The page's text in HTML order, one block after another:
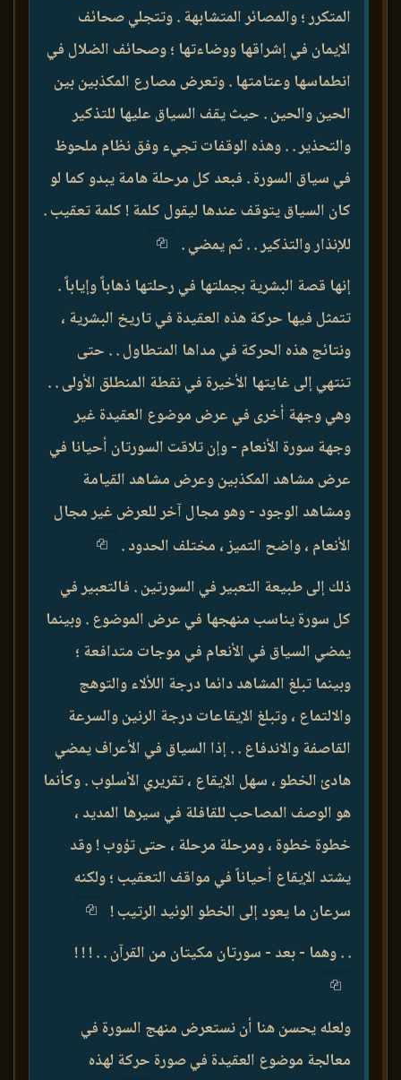
المتكرر ؛ والمصائر المتشابهة . وتتجلي صحائف
الإيمان في إشراقها ووضاءتها ؛ وصحائف الضلال في
انطماسها وعتامتها . وتعرض مصارع المكذبين بين
الحين والحين . حيث يقف السياق عليها للتذكير
والتحذير . . وهذه الوقفات تجيء وفق نظام ملحوظ
في سياق السورة . فبعد كل مرحلة هامة يبدو كما لو
كان السياق يتوقف عندها ليقول كلمة ! كلمة تعقيب .
للإنذار والتذكير . . ثم يمضي .
إنها قصة البشرية بجملتها في رحلتها ذهاباً وإياباً .
تتمثل فيها حركة هذه العقيدة في تاريخ البشرية ،
ونتائج هذه الحركة في مداها المتطاول . . حتى
تنتهي إلى غايتها الأخيرة في نقطة المنطلق الأولى . .
وهي وجهة أخرى في عرض موضوع العقيدة غير
وجهة سورة الأنعام - وإن تلاقت السورتان أحيانا في
عرض مشاهد المكذبين وعرض مشاهد القيامة
ومشاهد الوجود - وهو مجال آخر للعرض غير مجال
الأنعام ، واضح التميز ، مختلف الحدود .
ذلك إلى طبيعة التعبير في السورتين . فالتعبير في
كل سورة يناسب منهجها في عرض الموضوع . وبينما
يمضي السياق في الأنعام في موجات متدافعة ؛
وبينما تبلغ المشاهد دائما درجة اللألاء والتوهج
والالتماع ، وتبلغ الإيقاعات درجة الرنين والسرعة
القاصفة والاندفاع . . إذا السياق في الأعراف يمضي
هادئ الخطو ، سهل الإيقاع ، تقريري الأسلوب . وكأنما
هو الوصف المصاحب للقافلة في سيرها المديد ،
خطوة خطوة ، ومرحلة مرحلة ، حتى تؤوب ! وقد
يشتد الإيقاع أحياناً في مواقف التعقيب ؛ ولكنه
سرعان ما يعود إلى الخطو الوئيد الرتيب !
. . وهما - بعد - سورتان مكيتان من القرآن . . ! ! !
ولعله يحسن هنا أن نستعرض منهج السورة في
معالجة موضوع العقيدة في صورة حركة لهذه